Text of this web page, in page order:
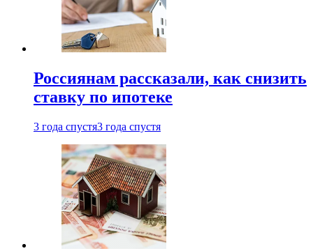
Россиянам рассказали, как снизить
ставку по ипотеке
3 года спустя3 года спустя